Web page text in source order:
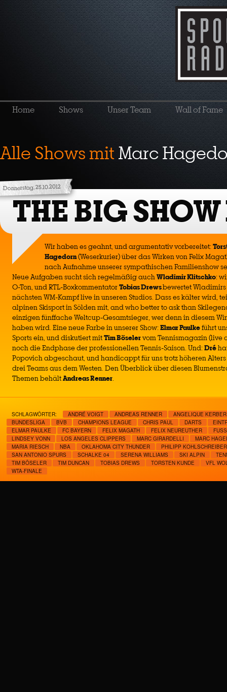
Home Shows Unser Team Wall of Fame
Alle Shows mitMarc
Donnerstag, 25.10.2012
THE BIG
Wir haben es geahnt, und argumentativ vorbereitet:
Hagedorn(Weserkurier) über das Wirken von Felix
nach Aufnahme unserer sympathischen Familienshow
Neue Aufgaben sucht sich regelmäßig auchWladimir Klitschko:
O-Ton, und RTL-BoxkommentatorTobias Drewsbewertet
nächsten WM-Kampf live in unseren Studios. Dass es kälter wird,
alpinen Skisport in Sölden mit, and who better to ask than
einzigen fünffache Weltcup-Gesamtsieger, wer denn in diesem
haben wird. Eine neue Farbe in unserer Show:Elmar Paulkeführt
Sports ein, und diskutiert mitTim Böselervom Tennismagazin (live
noch die Endphase der professionellen Tennis-Saison. Und:Dré
Popovich abgeschaut, und handicappt für uns trotz höheren
drei Teams aus dem Westen. Den Überblick über diesen
Themen behältAndreas Renner.
SCHLAGWÖRTER: ANDRÉ VOIGT ANDREAS RENNER
ANGELIQUE KERBER
BUNDESLIGA
BVB CHAMPIONS LEAGUE CHRIS PAUL DARTS
ELMAR PAULKE
FC BAYERN FELIX MAGATH FELIX NEUREUTHER
LINDSEY VONN
LOS ANGELES CLIPPERS MARC GIRARDELLI
MARC
MARIA RIESCH
NBA OKLAHOMA CITY THUNDER
PHILIPP KOHLSCHREIBER
SAN ANTONIO SPURS
SCHALKE 04 SERENA WILLIAMS SKI ALPIN
TIM BÖSELER
TIM DUNCAN TOBIAS DREWS TORSTEN KUNDE
VFL
WTA-FINALE